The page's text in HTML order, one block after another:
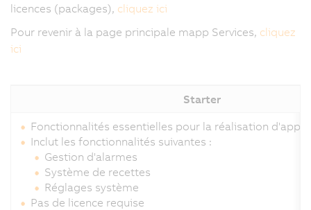
licences (packages), cliquez ici
Pour revenir à la page principale mapp Services, cliquez
ici
Starter
Fonctionnalités essentielles pour la réalisation
Inclut les fonctionnalités suivantes :
Gestion d'alarmes
Système de recettes
Réglages système
Pas de licence requise